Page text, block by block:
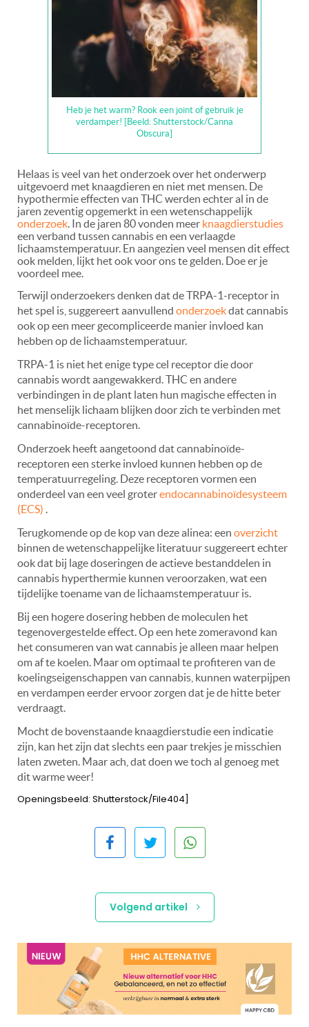
Heb je het warm? Rook een joint of gebruik je
verdamper! [Beeld: Shutterstock/Canna
Obscura]
Helaas is veel van het onderzoek over het onderwerp
uitgevoerd met knaagdieren en niet met mensen. De
hypothermie effecten van THC werden echter al in de
jaren zeventig opgemerkt in een wetenschappelijk
onderzoek. In de jaren 80 vonden meer knaagdierstudies
een verband tussen cannabis en een verlaagde
lichaamstemperatuur. En aangezien veel mensen dit effect
ook melden, lijkt het ook voor ons te gelden. Doe er je
voordeel mee.
Terwijl onderzoekers denken dat de TRPA-1-receptor in
het spel is, suggereert aanvullend onderzoekdat cannabis
ook op een meer gecompliceerde manier invloed kan
hebben op de lichaamstemperatuur.
TRPA-1 is niet het enige type cel receptor die door
cannabis wordt aangewakkerd. THC en andere
verbindingen in de plant laten hun magische effecten in
het menselijk lichaam blijken door zich te verbinden met
cannabinoïde-receptoren.
Onderzoek heeft aangetoond dat cannabinoïde-
receptoren een sterke invloed kunnen hebben op de
temperatuurregeling. Deze receptoren vormen een
onderdeel van een veel groterendocannabinoïdesysteem
(ECS) .
Terugkomende op de kop van deze alinea: een overzicht
binnen de wetenschappelijke literatuur suggereert echter
ook dat bij lage doseringen de actieve bestanddelen in
cannabis hyperthermie kunnen veroorzaken, wat een
tijdelijke toename van de lichaamstemperatuur is.
Bij een hogere dosering hebben de moleculen het
tegenovergestelde effect. Op een hete zomeravond kan
het consumeren van wat cannabis je alleen maar helpen
om af te koelen. Maar om optimaal te profiteren van de
koelingseigenschappen van cannabis, kunnen waterpijpen
en verdampen eerder ervoor zorgen dat je de hitte beter
verdraagt.
Mocht de bovenstaande knaagdierstudie een indicatie
zijn, kan het zijn dat slechts een paar trekjes je misschien
laten zweten. Maar ach, dat doen we toch al genoeg met
dit warme weer!
Openingsbeeld: Shutterstock/File404]
Volgend artikel